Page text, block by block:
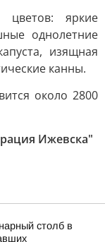
цветов: яркие
однолетние
изящная
канны.
около 2800
Ижевска"
столб в